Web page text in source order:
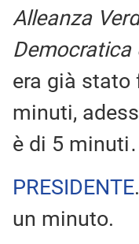
Alleanza
Democratica
era già
minuti,
è di 5
PRESIDENTE
un minuto.